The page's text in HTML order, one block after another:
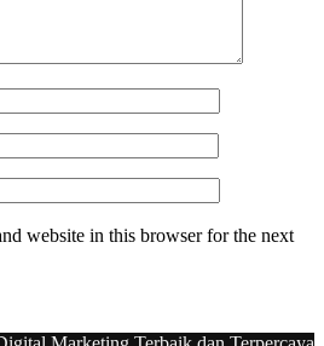
website in this browser for the next